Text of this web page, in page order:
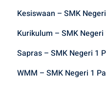
Kesiswaan – SMK
Kurikulum – SMK Negeri
Sapras – SMK Negeri 1
WMM – SMK Negeri 1